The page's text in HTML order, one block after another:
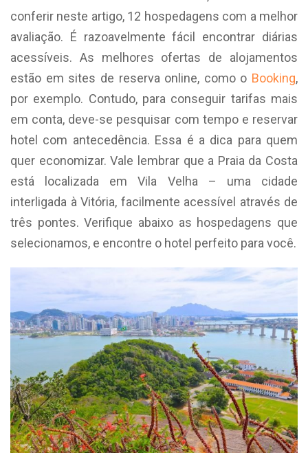
conferir neste artigo, 12 hospedagens com a melhor
avaliação. É razoavelmente fácil encontrar diárias
acessíveis. As melhores ofertas de alojamentos
estão em sites de reserva online, como o Booking,
por exemplo. Contudo, para conseguir tarifas mais
em conta, deve-se pesquisar com tempo e reservar
hotel com antecedência. Essa é a dica para quem
quer economizar. Vale lembrar que a Praia da Costa
está localizada em Vila Velha – uma cidade
interligada à Vitória, facilmente acessível através de
três pontes. Verifique abaixo as hospedagens que
selecionamos, e encontre o hotel perfeito para você.